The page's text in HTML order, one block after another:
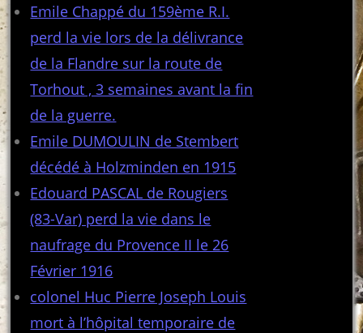
Emile Chappé du 159ème R.I.
perd la vie lors de la délivrance
de la Flandre sur la route de
Torhout , 3 semaines avant la fin
de la guerre.
Emile DUMOULIN de Stembert
décédé à Holzminden en 1915
Edouard PASCAL de Rougiers
(83-Var) perd la vie dans le
naufrage du Provence II le 26
Février 1916
colonel Huc Pierre Joseph Louis
mort à l’hôpital temporaire de